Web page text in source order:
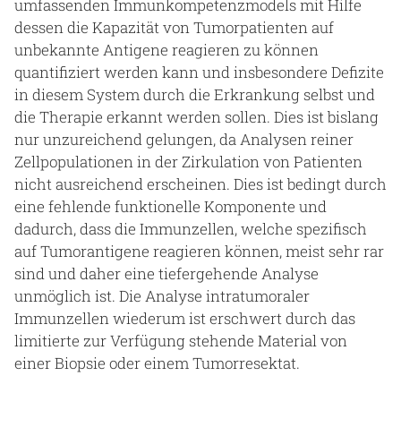
umfassenden Immunkompetenzmodels mit Hilfe
dessen die Kapazität von Tumorpatienten auf
unbekannte Antigene reagieren zu können
quantifiziert werden kann und insbesondere Defizite
in diesem System durch die Erkrankung selbst und
die Therapie erkannt werden sollen. Dies ist bislang
nur unzureichend gelungen, da Analysen reiner
Zellpopulationen in der Zirkulation von Patienten
nicht ausreichend erscheinen. Dies ist bedingt durch
eine fehlende funktionelle Komponente und
dadurch, dass die Immunzellen, welche spezifisch
auf Tumorantigene reagieren können, meist sehr rar
sind und daher eine tiefergehende Analyse
unmöglich ist. Die Analyse intratumoraler
Immunzellen wiederum ist erschwert durch das
limitierte zur Verfügung stehende Material von
einer Biopsie oder einem Tumorresektat.